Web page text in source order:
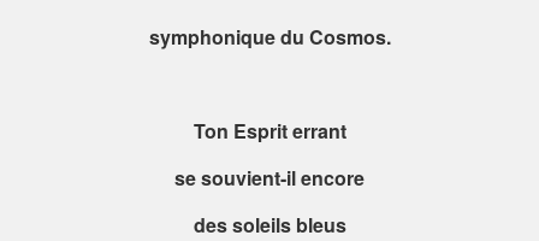
symphonique du Cosmos.
Ton Esprit errant
se souvient-il encore
des soleils bleus